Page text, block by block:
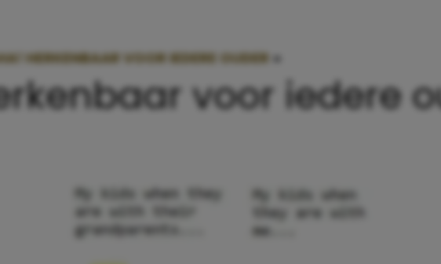
HERKENBAAR VOOR IEDERE OUDER »
voor iedere